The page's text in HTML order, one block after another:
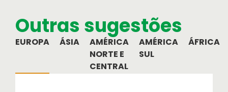
Outras sugestões
EUROPA ÁSIA
AMÉRICA
NORTE E
CENTRAL
AMÉRICA
SUL
ÁFRICA